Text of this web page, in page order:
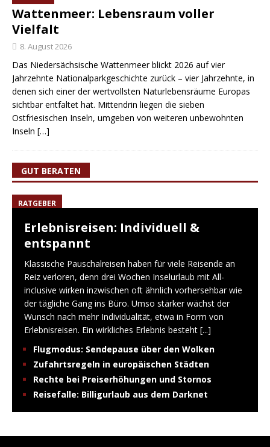
Wattenmeer: Lebensraum voller
Vielfalt
8. August 2026
Das Niedersächsische Wattenmeer blickt 2026 auf vier
Jahrzehnte Nationalparkgeschichte zurück – vier Jahrzehnte, in
denen sich einer der wertvollsten Naturlebensräume Europas
sichtbar entfaltet hat. Mittendrin liegen die sieben
Ostfriesischen Inseln, umgeben von weiteren unbewohnten
Inseln […]
GUT BERATEN
RATGEBER
Erlebnisreisen: Individuell &
entspannt
Klassische Pauschalreisen haben für viele Reisende an
Reiz verloren, denn drei Wochen Inselurlaub mit All-
inclusive wirken inzwischen oft ähnlich vorhersehbar wie
der tägliche Gang ins Büro. Umso stärker wächst der
Wunsch nach mehr Individualität, etwa in Form von
Erlebnisreisen. Ein wirkliches Erlebnis besteht [...]
Flugmodus: Sendepause über den Wolken
Zufahrtsregeln in europäischen Städten
Rechte bei Preiserhöhungen und Stornos
Reisefalle: Billigurlaub aus dem Darknet